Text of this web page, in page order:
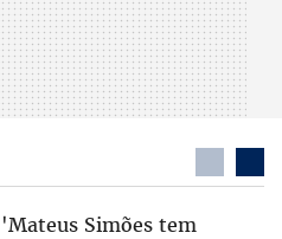
Simões tem